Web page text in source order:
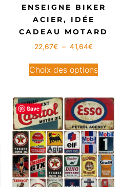
ENSEIGNE BIKER
ACIER, IDÉE
CADEAU MOTARD
22,67€ – 41,64€
Choix des options
Save